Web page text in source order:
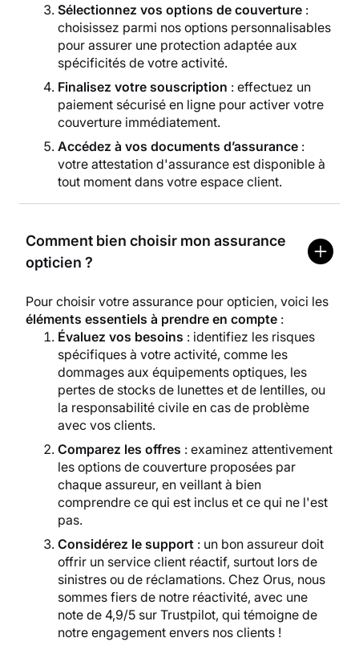
Sélectionnez vos options de couverture :
choisissez parmi nos options personnalisables
pour assurer une protection adaptée aux
spécificités de votre activité.
Finalisez votre souscription : effectuez un
paiement sécurisé en ligne pour activer votre
couverture immédiatement.
Accédez à vos documents d’assurance :
votre attestation d'assurance est disponible à
tout moment dans votre espace client.
Comment bien choisir mon assurance
opticien ?
Pour choisir votre assurance pour opticien, voici les
éléments essentiels à prendre en compte :
Évaluez vos besoins : identifiez les risques
spécifiques à votre activité, comme les
dommages aux équipements optiques, les
pertes de stocks de lunettes et de lentilles, ou
la responsabilité civile en cas de problème
avec vos clients.
Comparez les offres : examinez attentivement
les options de couverture proposées par
chaque assureur, en veillant à bien
comprendre ce qui est inclus et ce qui ne l'est
pas.
Considérez le support : un bon assureur doit
offrir un service client réactif, surtout lors de
sinistres ou de réclamations. Chez Orus, nous
sommes fiers de notre réactivité, avec une
note de 4,9/5 sur Trustpilot, qui témoigne de
notre engagement envers nos clients !